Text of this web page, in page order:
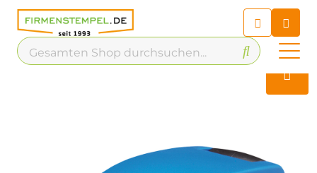
Chatbot
Chatten Sie 24/7 mit unserem
hilfreichen Chatbot
Kontakt